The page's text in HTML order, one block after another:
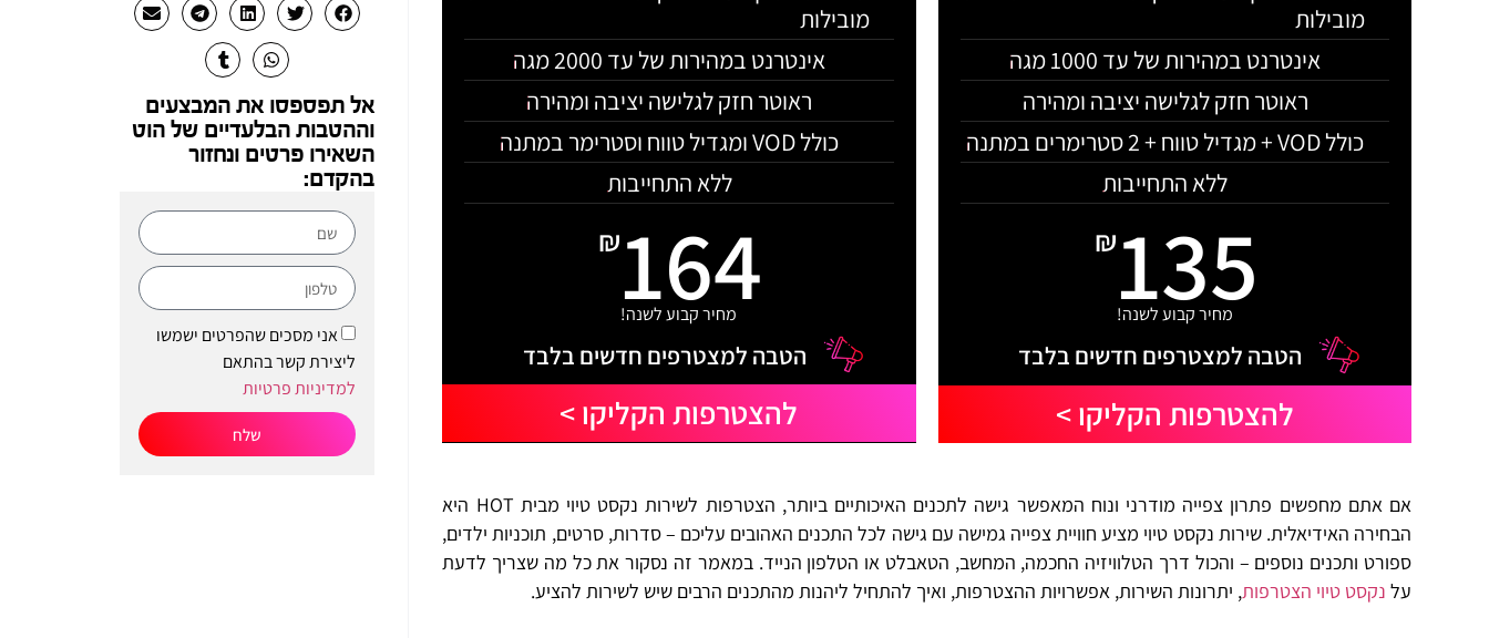
מובילות
אינטרנט במהירות של עד 1000 מגה
ראוטר חזק לגלישה יציבה ומהירה
כולל VOD + מגדיל טווח + 2 סטרימרים במתנה
ללא התחייבות
₪135
מחיר קבוע לשנה!
הטבה למצטרפים חדשים בלבד
להצטרפות הקליקו >
מובילות
אינטרנט במהירות של עד 2000 מגה
ראוטר חזק לגלישה יציבה ומהירה
כולל VOD ומגדיל טווח וסטרימר במתנה
ללא התחייבות
₪164
מחיר קבוע לשנה!
הטבה למצטרפים חדשים בלבד
להצטרפות הקליקו >
אם אתם מחפשים פתרון צפייה מודרני ונוח המאפשר גישה לתכנים האיכותיים ביותר, הצטרפות לשירות נקסט טיוי מבית HOT היא
הבחירה האידיאלית. שירות נקסט טיוי מציע חוויית צפייה גמישה עם גישה לכל התכנים האהובים עליכם – סדרות, סרטים, תוכניות ילדים,
ספורט ותכנים נוספים – והכול דרך הטלוויזיה החכמה, המחשב, הטאבלט או הטלפון הנייד. במאמר זה נסקור את כל מה שצריך לדעת
על נקסט טיוי הצטרפות, יתרונות השירות, אפשרויות ההצטרפות, ואיך להתחיל ליהנות מהתכנים הרבים שיש לשירות להציע.
אל תפספסו את המבצעים
וההטבות הבלעדיים של הוט
השאירו פרטים ונחזור
בהקדם:
אני מסכים שהפרטים ישמשו
ליצירת קשר בהתאם
למדיניות פרטיות
שלח